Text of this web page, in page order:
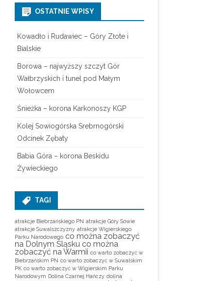
OSTATNIE WPISY
Kowadło i Rudawiec – Góry Złote i
Bialskie
Borowa – najwyższy szczyt Gór
Wałbrzyskich i tunel pod Małym
Wołowcem
Śnieżka – korona Karkonoszy KGP
Kolej Sowiogórska Srebrnogórski
Odcinek Zębaty
Babia Góra – korona Beskidu
Żywieckiego
TAGI
atrakcje Biebrzańskiego PN atrakcje Góry Sowie
atrakcje Suwalszczyzny atrakcje Wigierskiego
Parku Narodowego co można zobaczyć
na Dolnym Śląsku co można
zobaczyć na Warmii co warto zobaczyć w
Biebrzańskim PN co warto zobaczyć w Suwalskim
PK co warto zobaczyć w Wigierskim Parku
Narodowym Dolina Czarnej Hańczy dolina